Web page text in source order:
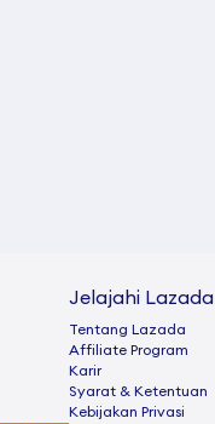
Jelajahi Lazada
Tentang Lazada
Afﬁliate Program
Karir
Syarat & Ketentuan
Kebijakan Privasi